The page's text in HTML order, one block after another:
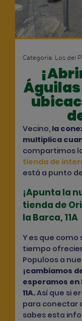
Categoría: Los del
Vecino, la
multiplica
compartimos
tienda de
está a punto
¡Apunta la
tienda de
la Barca, 11A
Y es que como
tiempo
Populoos a
¡cambiamos
esperamos en
11A.Así que si
para conectar
sabes esta